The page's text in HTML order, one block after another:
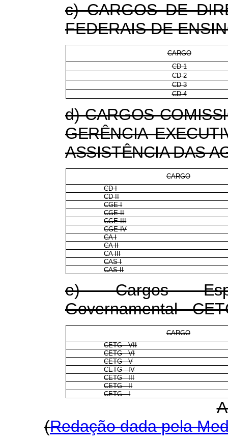
c) CARGOS DE
FEDERAIS DE
CARGO
CD-1
CD-2
CD-3
CD-4
d) CARGOS
GERÊNCIA
ASSISTÊNCIA DAS
CARGO
CD I
CD II
CGE I
CGE II
CGE III
CGE IV
CA I
CA II
CA III
CAS I
CAS II
e) Cargos
Governamental -
CARGO
CETG - VII
CETG - VI
CETG - V
CETG - IV
CETG - III
CETG - II
CETG - I
(Redação dada pela